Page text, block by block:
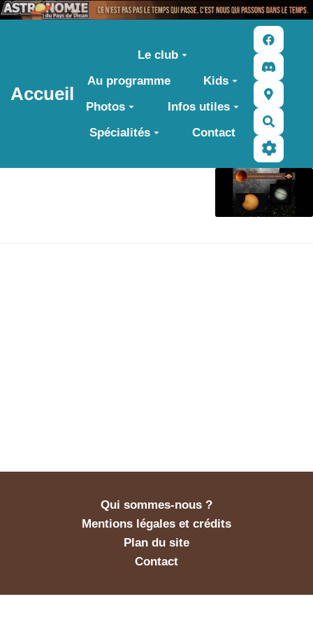
Accueil
Le club
Au programme
Kids
Photos
Infos utiles
Spécialités
Contact
Qui sommes-nous ?
Mentions légales et crédits
Plan du site
Contact